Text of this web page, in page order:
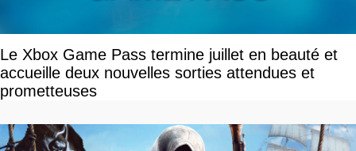
Le Xbox Game Pass termine juillet en beauté et
accueille deux nouvelles sorties attendues et
prometteuses